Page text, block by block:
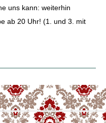
uns kann: weiterhin
ab 20 Uhr! (1. und 3. mit